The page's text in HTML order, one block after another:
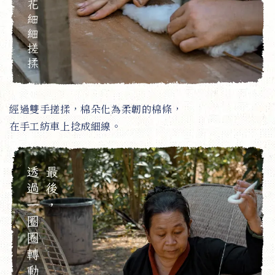
經過雙手搓揉，棉朵化為柔韌的棉條，
在手工紡車上捻成細線。